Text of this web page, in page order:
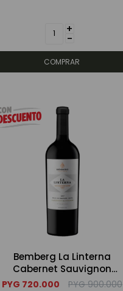
+
-
Bemberg La Linterna
Cabernet Sauvignon
750ml
PYG 720.000 PYG 900.000